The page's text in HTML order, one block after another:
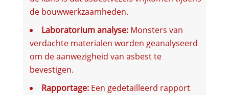
de bouwwerkzaamheden.
Laboratorium analyse:Monsters van
verdachte materialen worden geanalyseerd
om de aanwezigheid van asbest te
bevestigen.
Rapportage:Een gedetailleerd rapport